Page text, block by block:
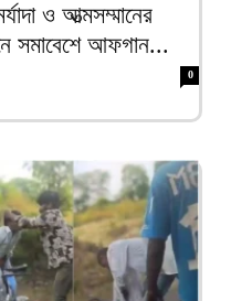
ও আত্মসম্মানের
সমাবেশে আফগান...
0